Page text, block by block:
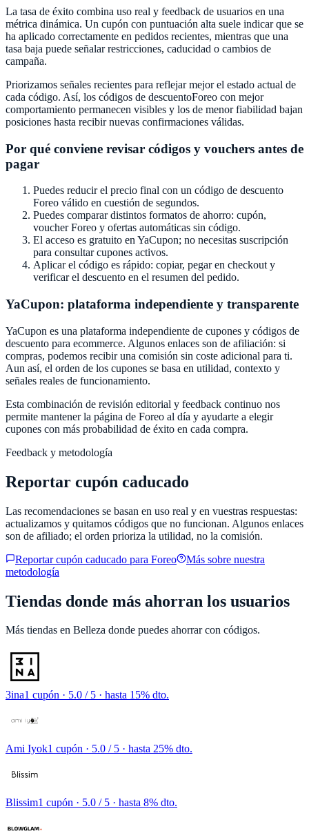
La tasa de éxito combina uso real y feedback de usuarios en una
métrica dinámica. Un cupón con puntuación alta suele indicar que se
ha aplicado correctamente en pedidos recientes, mientras que una
tasa baja puede señalar restricciones, caducidad o cambios de
campaña.
Priorizamos señales recientes para reflejar mejor el estado actual de
cada código. Así, los códigos de descuentoForeo con mejor
comportamiento permanecen visibles y los de menor fiabilidad bajan
posiciones hasta recibir nuevas confirmaciones válidas.
Por qué conviene revisar códigos y vouchers antes de
pagar
Puedes reducir el precio final con un código de descuento
Foreo válido en cuestión de segundos.
Puedes comparar distintos formatos de ahorro: cupón,
voucherForeo y ofertas automáticas sin código.
El acceso es gratuito enYaCupon; no necesitas suscripción
para consultar cupones activos.
Aplicar el código es rápido: copiar, pegar en checkout y
verificar el descuento en el resumen del pedido.
YaCupon: plataforma independiente y transparente
YaCupon es una plataforma independiente de cupones y códigos de
descuento para ecommerce. Algunos enlaces son de afiliación: si
compras, podemos recibir una comisión sin coste adicional para ti.
Aun así, el orden de los cupones se basa en utilidad, contexto y
señales reales de funcionamiento.
Esta combinación de revisión editorial y feedback continuo nos
permite mantener la página de Foreo al día y ayudarte a elegir
cupones con más probabilidad de éxito en cada compra.
Feedback y metodología
Reportar cupón caducado
Las recomendaciones se basan en uso real y en vuestras respuestas:
actualizamos y quitamos códigos que no funcionan. Algunos enlaces
son de afiliado; el orden prioriza la utilidad, no la comisión.
Reportar cupón caducado para Foreo
Más sobre nuestra
metodología
Tiendas donde más ahorran los usuarios
Más tiendas en Belleza donde puedes ahorrar con códigos.
3ina1 cupón · 5.0 / 5 · hasta 15% dto.
Ami Iyok1 cupón · 5.0 / 5 · hasta 25% dto.
Blissim1 cupón · 5.0 / 5 · hasta 8% dto.